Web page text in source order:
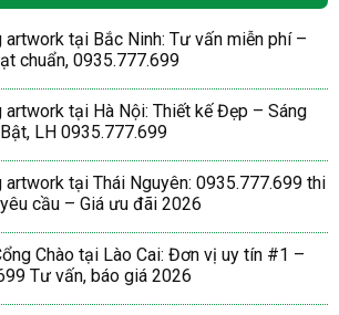
artwork tại Bắc Ninh: Tư vấn miễn phí –
chuẩn, 0935.777.699
artwork tại Hà Nội: Thiết kế Đẹp – Sáng
LH 0935.777.699
artwork tại Thái Nguyên: 0935.777.699 thi
cầu – Giá ưu đãi 2026
Chào tại Lào Cai: Đơn vị uy tín #1 –
Tư vấn, báo giá 2026